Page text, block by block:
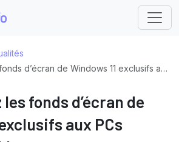
de Windows 11 exclusifs aux PCs Copilot+ (IA) !
fonds d’écran de
aux PCs